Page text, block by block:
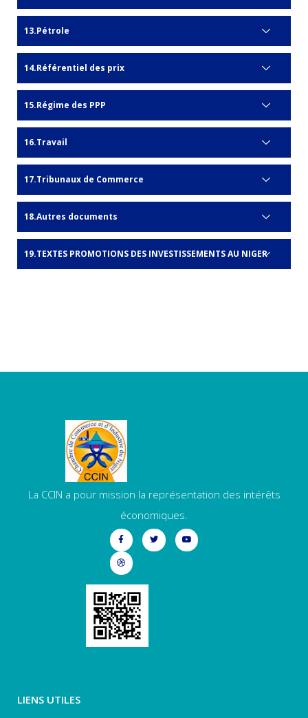
Pétrole
Référentiel des prix
Régime des PPP
Travail
Tribunaux de Commerce
Autres documents
TEXTES PROMOTIONS DES INVESTISSEMENTS AU NIGER
La CCIN a pour mission la représentation des intérêts
économiques.
LIENS UTILES